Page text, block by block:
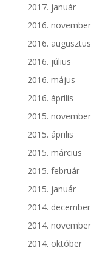
2017. január
2016. november
2016. augusztus
2016. július
2016. május
2016. április
2015. november
2015. április
2015. március
2015. február
2015. január
2014. december
2014. november
2014. október